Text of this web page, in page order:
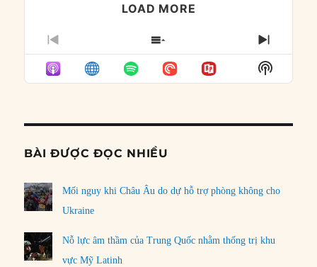
LOAD MORE
PREVIOUS
EPISODE
SHOW
EPISODES
LIST
NEXT
Show
Podcast
BÀI ĐƯỢC ĐỌC NHIỀU
Mối nguy khi Châu Âu do dự hỗ trợ phòng không cho
Ukraine
Nỗ lực âm thầm của Trung Quốc nhằm thống trị khu
vực Mỹ Latinh